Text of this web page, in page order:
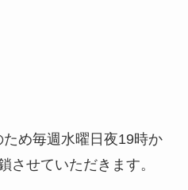
め毎週水曜日夜19時か
させていただきます。